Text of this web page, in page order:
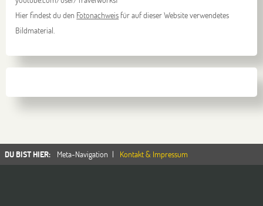
Hier findest du den Fotonachweis für auf dieser Website verwendetes
Bildmaterial.
DU BIST HIER: Meta-Navigation Kontakt & Impressum